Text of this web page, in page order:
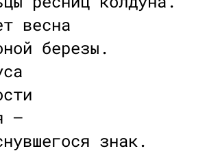
весна
березы.
—
знак.